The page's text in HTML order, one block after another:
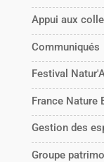
Appui aux
Communiqués
Festival
France Nature
Gestion des
Groupe